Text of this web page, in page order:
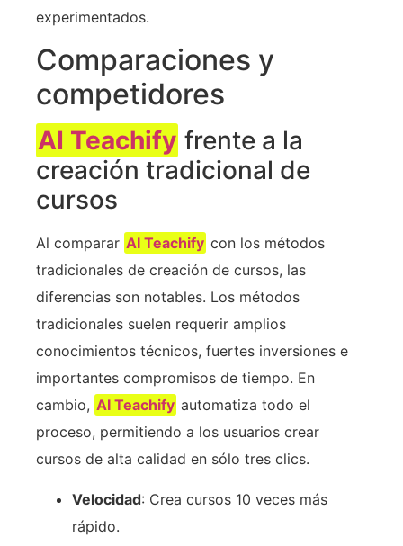
experimentados.
Comparaciones y
competidores
AI Teachify frente a la
creación tradicional de
cursos
Al comparar AI Teachify con los métodos
tradicionales de creación de cursos, las
diferencias son notables. Los métodos
tradicionales suelen requerir amplios
conocimientos técnicos, fuertes inversiones e
importantes compromisos de tiempo. En
cambio, AI Teachify automatiza todo el
proceso, permitiendo a los usuarios crear
cursos de alta calidad en sólo tres clics.
Velocidad: Crea cursos 10 veces más
rápido.